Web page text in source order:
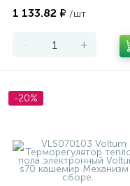
1 133.82 ₽ /шт
- +
-20%